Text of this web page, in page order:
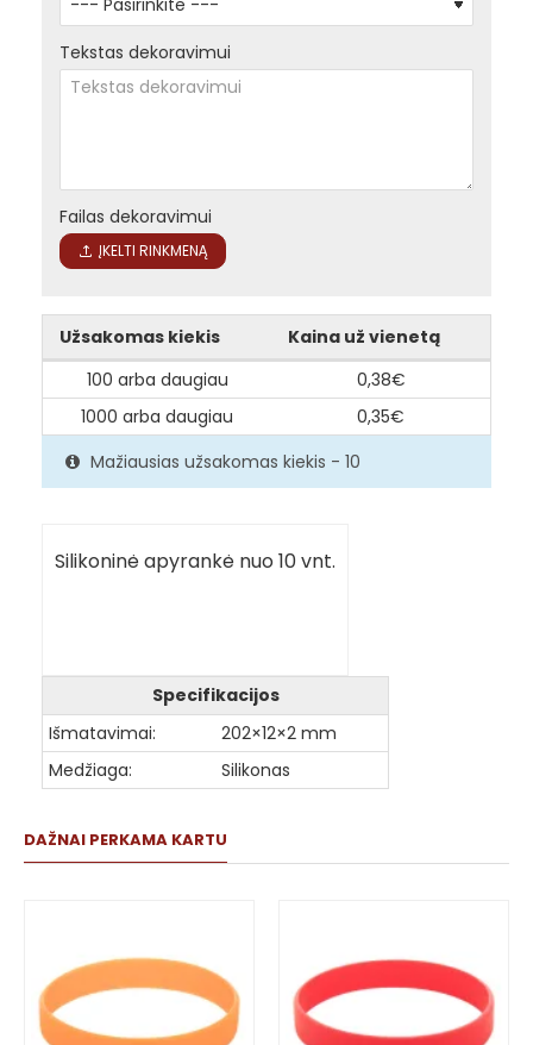
Tekstas dekoravimui
Failas dekoravimui
ĮKELTI RINKMENĄ
Užsakomas kiekis
Kaina už vienetą
100 arba daugiau
0,38€
1000 arba daugiau
0,35€
Mažiausias užsakomas kiekis - 10
Silikoninė apyrankė nuo 10 vnt.
Specifikacijos
Išmatavimai:
202×12×2 mm
Medžiaga:
Silikonas
DAŽNAI PERKAMA KARTU